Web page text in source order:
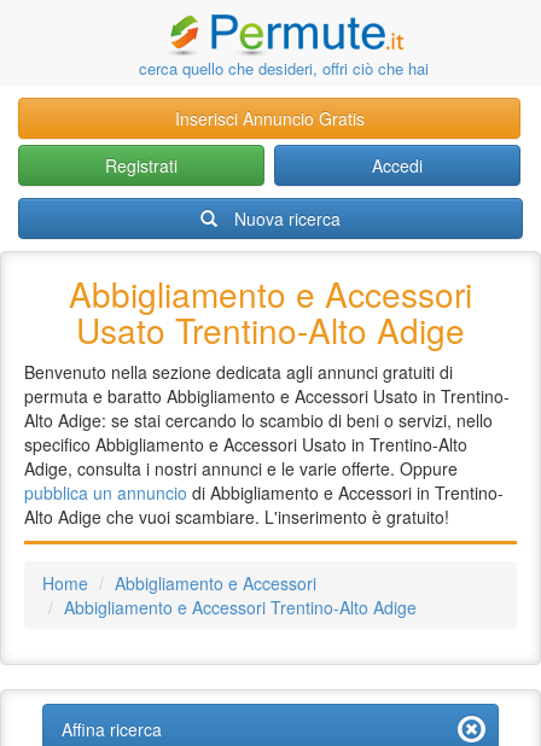
cerca quello che desideri, offri ciò che hai
Inserisci Annuncio Gratis
Registrati
Accedi
Nuova ricerca
Abbigliamento e Accessori
Usato Trentino-Alto Adige
Benvenuto nella sezione dedicata agli annunci gratuiti di
permuta e baratto Abbigliamento e Accessori Usato in Trentino-
Alto Adige: se stai cercando lo scambio di beni o servizi, nello
specifico Abbigliamento e Accessori Usato in Trentino-Alto
Adige, consulta i nostri annunci e le varie offerte. Oppure
pubblica un annuncio di Abbigliamento e Accessori in Trentino-
Alto Adige che vuoi scambiare. L'inserimento è gratuito!
Home
Abbigliamento e Accessori
Abbigliamento e Accessori Trentino-Alto Adige
Affina ricerca